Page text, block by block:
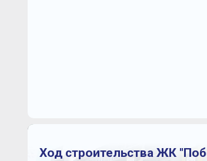
Ход строительства ЖК